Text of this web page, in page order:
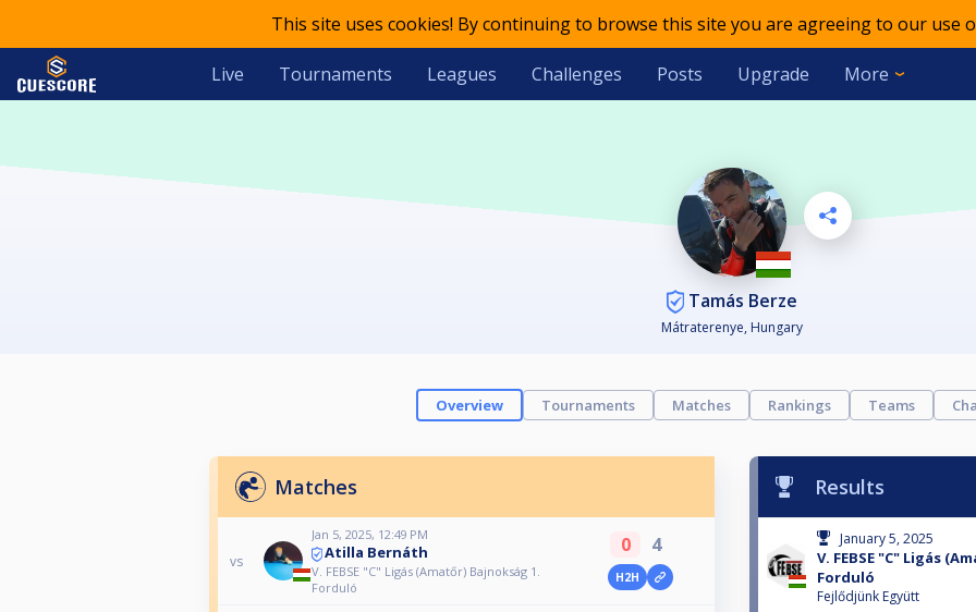
This site uses cookies! By continuing to browse this site you are agreeing to our use
Live Tournaments Leagues Challenges Posts Upgrade More
Tamás Berze
Mátraterenye, Hungary
Overview Tournaments Matches Rankings Teams
Matches
vs
Jan 5, 2025, 12:49 PM
Atilla Bernáth
V. FEBSE "C" Ligás (Amatőr) Bajnokság 1.
Forduló
0 4
H2H
Results
January 5, 2025
V. FEBSE "C" Ligás
Forduló
Fejlődjünk Együtt